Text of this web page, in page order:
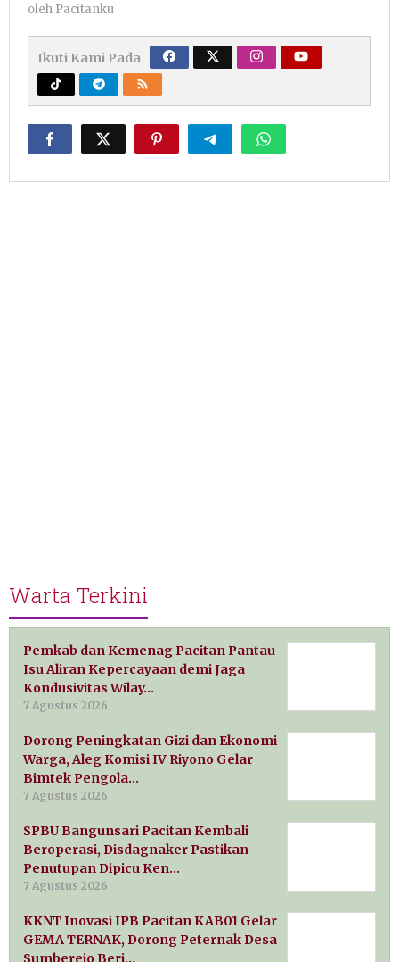
oleh Pacitanku
Ikuti Kami Pada
Warta Terkini
Pemkab dan Kemenag Pacitan Pantau
Isu Aliran Kepercayaan demi Jaga
Kondusivitas Wilay…
7 Agustus 2026
Dorong Peningkatan Gizi dan Ekonomi
Warga, Aleg Komisi IV Riyono Gelar
Bimtek Pengola…
7 Agustus 2026
SPBU Bangunsari Pacitan Kembali
Beroperasi, Disdagnaker Pastikan
Penutupan Dipicu Ken…
7 Agustus 2026
KKNT Inovasi IPB Pacitan KAB01 Gelar
GEMA TERNAK, Dorong Peternak Desa
Sumberejo Beri…